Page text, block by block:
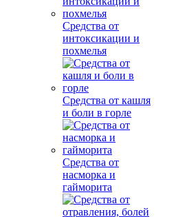
Средства от
интоксикации и
похмелья
Средства от кашля
и боли в горле
Средства от
насморка и
гайморита